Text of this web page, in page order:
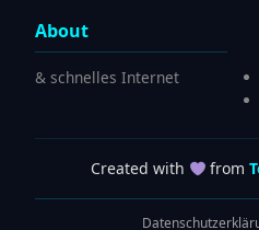
About
& schnelles Internet
Created with from